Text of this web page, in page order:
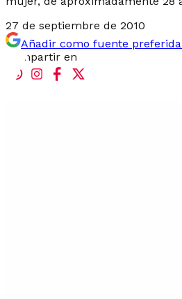
27 de septiembre de 2010
Añadir como fuente preferida
Compartir en